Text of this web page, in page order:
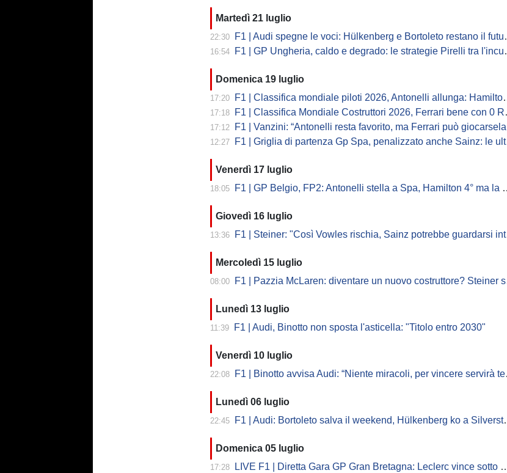
Martedì 21 luglio
22:30 F1 | Audi spegne le voci: Hülkenberg e Bortoleto restano il futuro del team
16:54 F1 | GP Ungheria, caldo e degrado: le strategie Pirelli tra l'incubo graining e i test 2027
Domenica 19 luglio
17:20 F1 | Classifica mondiale piloti 2026, Antonelli allunga: Hamilton 2°!
17:18 F1 | Classifica Mondiale Costruttori 2026, Ferrari bene con 0 Russell
17:12 F1 | Vanzini: “Antonelli resta favorito, ma Ferrari può giocarsela weekend dopo weekend”
12:27 F1 | Griglia di partenza Gp Spa, penalizzato anche Sainz: le ultime
Venerdì 17 luglio
18:05 F1 | GP Belgio, FP2: Antonelli stella a Spa, Hamilton 4° ma la Ferrari rincorre. Aston da F2
Giovedì 16 luglio
13:36 F1 | Steiner: "Così Vowles rischia, Sainz potrebbe guardarsi intorno"
Mercoledì 15 luglio
08:00 F1 | Pazzia McLaren: diventare un nuovo costruttore? Steiner suggerisce
Lunedì 13 luglio
11:39 F1 | Audi, Binotto non sposta l'asticella: "Titolo entro 2030"
Venerdì 10 luglio
22:08 F1 | Binotto avvisa Audi: “Niente miracoli, per vincere servirà tempo”
Lunedì 06 luglio
22:45 F1 | Audi: Bortoleto salva il weekend, Hülkenberg ko a Silverstone
Domenica 05 luglio
17:28 LIVE F1 | Diretta Gara GP Gran Bretagna: Leclerc vince sotto Safety Car, doppietta buttata da Ferrari